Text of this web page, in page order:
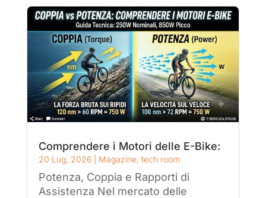
Comprendere i Motori delle E-Bike:
20 Lug, 2026| Magazine, tech room
Potenza, Coppia e Rapporti di
Assistenza Nel mercato delle